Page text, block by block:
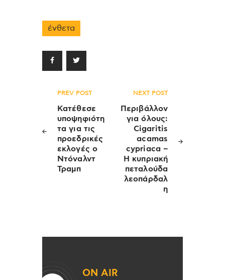
ένθετα
Πλοήγηση
άρθρων
PREV POST
Κατέθεσε
υποψηφιότη
τα για τις
προεδρικές
εκλογές ο
Ντόναλντ
Τραμπ
NEXT POST
Περιβάλλον
για όλους:
Cigaritis
acamas
cypriaca –
Η κυπριακή
πεταλούδα
λεοπάρδαλ
η
ON AIR